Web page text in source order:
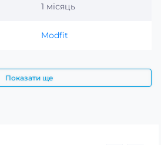
1 місяць
Modfit
Показати ще